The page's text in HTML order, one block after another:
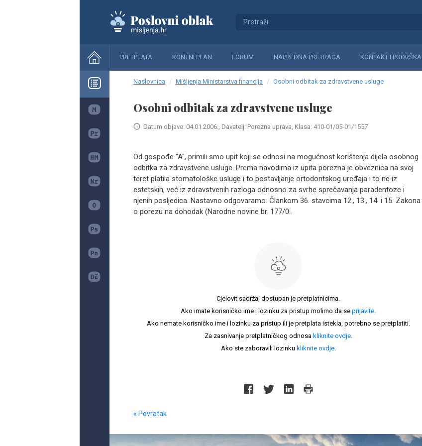
PRETPLATA KONTNI PLAN FORUM NAPREDNA PRETRAGA KONTAKT I PODRŠKA
Naslovnica Mišljenja Ministarstva financija Osobni odbitak za zdravstvene usluge
Osobni odbitak za zdravstvene usluge
Datum objave: 04.01.2006., Davatelj: Porezna uprava, Klasa: 410-01/05-01/1557
Od gospođe "A", primili smo upit koji se odnosi na mogućnost korištenja dijela osobnog
odbitka za zdravstvene usluge. Prema navodima iz upita porezna je obveznica na svoj
teret platila stomatološke usluge i to postavljanje ortodontskog uređaja i to ne iz
estetskih, već iz zdravstvenih razloga odnosno za svrhe sprečavanja paradentoze i
njenih posljedica. Nastavno odgovaramo. Člankom 36. stavcima 12., 13., 14. i 15. Zakona
o porezu na dohodak (Narodne novine br. 177/0..
Cjelovit sadržaj dostupan je pretplatnicima.
Ako imate korisničko ime i lozinku za pristup molimo da se prijavite.
Ako nemate korisničko ime i lozinku za pristup ili je pretplata istekla, potrebno se pretplatiti.
Za zasnivanje pretplatničkog odnosa kliknite ovdje.
Ako ste zaboravili lozinku kliknite ovdje.
« Povratak